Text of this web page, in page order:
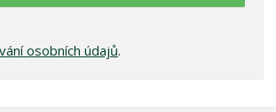
osobních údajů.